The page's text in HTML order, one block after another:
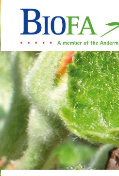
Navigation
überspringen